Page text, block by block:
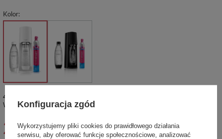
Kolor
4 szt.
Wysyłkaw poniedziałek Sprawdź czasy i koszty wysyłki
249,99 zł brutto /
Konfiguracja zgód
Wykorzystujemy pliki cookies do prawidłowego działania
serwisu, aby oferować funkcje społecznościowe, analizować